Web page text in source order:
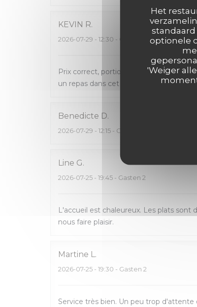
Het
optionele
'Weiger
KEVIN R
2026-07-29 - 12:30 - Gasten 2
Prix correct, portions raisonnable,
un repas dans cet établissement
Benedicte D
2026-07-29 - 12:15 - Gasten 4
Line G
2026-07-25 - 19:45 - Gasten 2
L'accueil est chaleureux. Les plats sont
nous faire plaisir.
Martine L
2026-07-25 - 19:30 - Gasten 2
Service très bien. Un peu trop